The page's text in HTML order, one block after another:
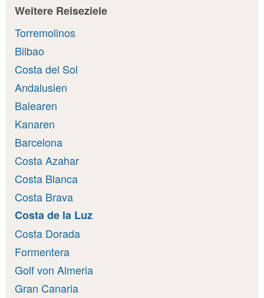
Weitere Reiseziele
Torremolinos
Bilbao
Costa del Sol
Andalusien
Balearen
Kanaren
Barcelona
Costa Azahar
Costa Blanca
Costa Brava
Costa de la Luz
Costa Dorada
Formentera
Golf von Almeria
Gran Canaria